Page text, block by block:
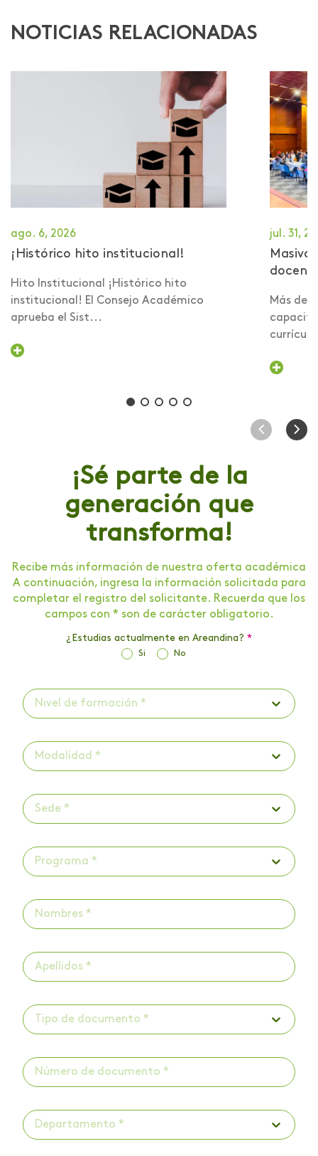
NOTICIAS RELACIONADAS
ago. 6, 2026
¡Histórico hito institucional!
Hito Institucional ¡Histórico hito
institucional! El Consejo Académico
aprueba el Sist...
jul. 31,
Más de
¡Sé parte de la
generación que
transforma!
Recibe más información de nuestra oferta académica
A continuación, ingresa la información solicitada para
completar el registro del solicitante. Recuerda que los
campos con * son de carácter obligatorio.
¿Estudias actualmente en Areandina? *
Si No
Nivel de formación *
Modalidad *
Sede *
Programa *
Tipo de documento *
Departamento *